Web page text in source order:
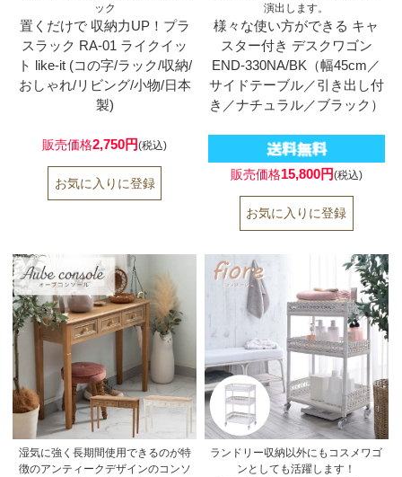
ック
置くだけで 収納力UP！プラ
スラック RA-01 ライクイッ
ト like-it (コの字/ラック/収納/
おしゃれ/リビング/小物/日本
製)
販売価格2,750円(税込)
演出します。
様々な使い方ができる キャ
スター付き デスクワゴン
END-330NA/BK（幅45cm／
サイドテーブル／引き出し付
き／ナチュラル／ブラック）
販売価格15,800円(税込)
湿気に強く長期間使用できるのが特
徴のアンティークデザインのコンソ
ランドリー収納以外にもコスメワゴ
ンとしても活躍します！